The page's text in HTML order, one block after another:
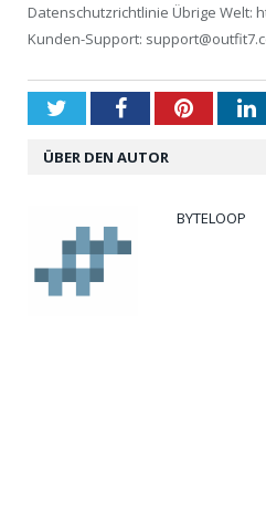
Datenschutzrichtlinie Übrige Welt:
Kunden-Support:
TwitterFacebookPinterest
ÜBER DEN AUTOR
BYTELOOP